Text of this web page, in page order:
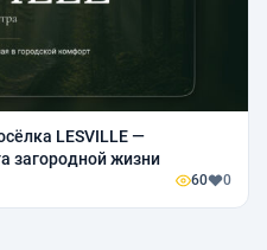
LESVILLE —
загородной жизни
60 0